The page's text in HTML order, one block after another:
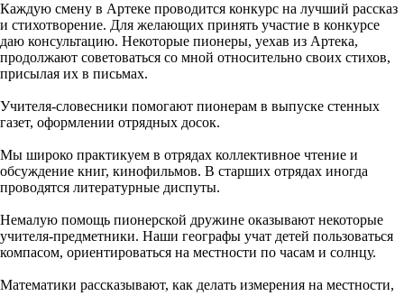
Каждую смену в Артеке проводится конкурс на лучший рассказ
и стихотворение. Для желающих принять участие в конкурсе
даю консультацию. Некоторые пионеры, уехав из Артека,
продолжают советоваться со мной относительно своих стихов,
присылая их в письмах.
Учителя-словесники помогают пионерам в выпуске стенных
газет, оформлении отрядных досок.
Мы широко практикуем в отрядах коллективное чтение и
обсуждение книг, кинофильмов. В старших отрядах иногда
проводятся литературные диспуты.
Немалую помощь пионерской дружине оказывают некоторые
учителя-предметники. Наши географы учат детей пользоваться
компасом, ориентироваться на местности по часам и солнцу.
Математики рассказывают, как делать измерения на местности,